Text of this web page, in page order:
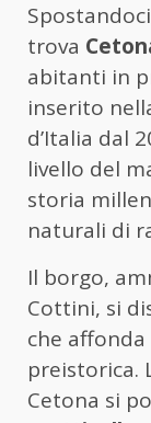
trova
abitanti in
inserito
d’Italia dal
livello del
storia
naturali di
Il borgo,
Cottini, si
che affonda
preistorica.
Cetona si